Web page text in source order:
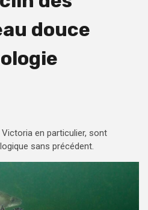
douce
en particulier, sont
sans précédent.